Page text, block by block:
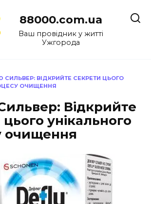
88000.com.ua
Ваш провідник у житті
Ужгорода
ВІДКРИЙТЕ СЕКРЕТИ ЦЬОГО
ОЧИЩЕННЯ
Відкрийте
унікального
очищення